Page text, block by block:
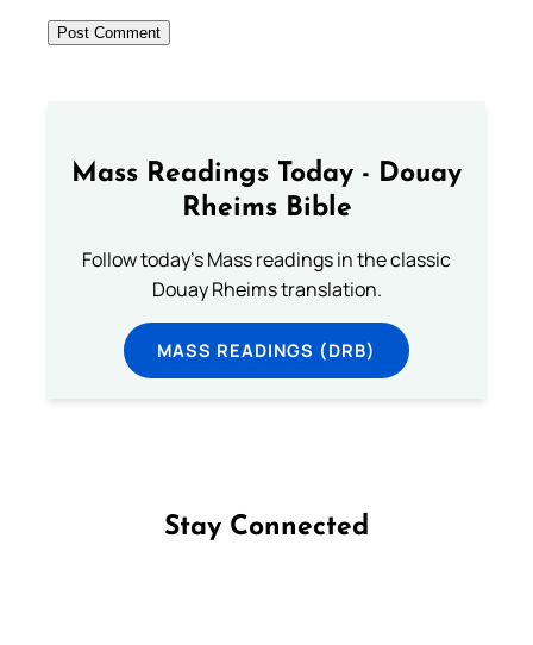
Mass Readings Today - Douay
Rheims Bible
Follow today's Mass readings in the classic
Douay Rheims translation.
MASS READINGS (DRB)
Stay Connected